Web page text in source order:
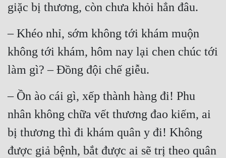
Lịch Sử
Mưu Mô
Mạt Thế
Mỹ Thực
Ngôn Tình
Ngược
Nữ Cường
Nữ Phụ
giặc bị thương, còn chưa khỏi hẳn đâu.
– Khéo nhỉ, sớm không tới khám muộn
không tới khám, hôm nay lại chen chúc tới
làm gì? – Đồng đội chế giễu.
– Ồn ào cái gì, xếp thành hàng đi! Phu
nhân không chữa vết thương đao kiếm, ai
bị thương thì đi khám quân y đi! Không
được giả bệnh, bắt được ai sẽ trị theo quân